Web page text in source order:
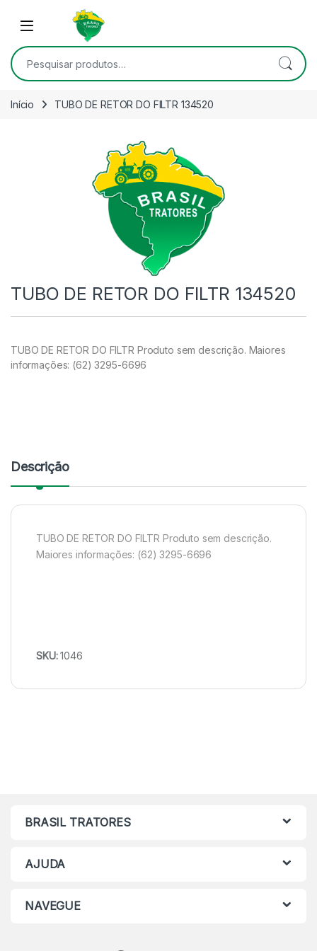
Skip to navigation
Open
Pesquisar por:
Início TUBO DE RETOR DO FILTR 134520
TUBO DE RETOR DO FILTR 134520
TUBO DE RETOR DO FILTR Produto sem descrição. Maiores
informações: (62) 3295-6696
Descrição
TUBO DE RETOR DO FILTR Produto sem descrição.
Maiores informações: (62) 3295-6696
SKU:1046
BRASIL TRATORES
AJUDA
NAVEGUE